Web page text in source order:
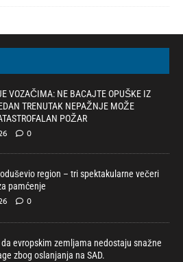
VOZAČIMA: NE BACAJTE OPUŠKE IZ
TRENUTAK NEPAŽNJE MOŽE
POŽAR
0
region – tri spektakularne večeri
pamćenje
0
evropskim zemljama nedostaju snažne
zbog oslanjanja na SAD.